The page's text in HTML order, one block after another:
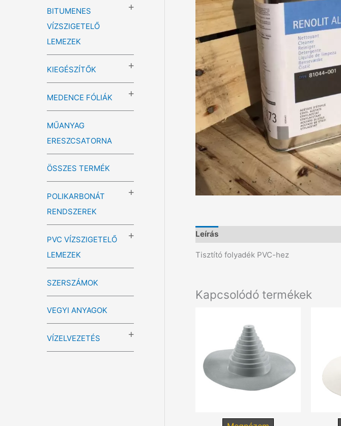
BITUMENES
VÍZSZIGETELŐ
LEMEZEK
KIEGÉSZÍTŐK
MEDENCE FÓLIÁK
MŰANYAG
ERESZCSATORNA
ÖSSZES TERMÉK
POLIKARBONÁT
RENDSZEREK
PVC VÍZSZIGETELŐ
LEMEZEK
SZERSZÁMOK
VEGYI ANYAGOK
VÍZELVEZETÉS
Leírás
Tisztító folyadék PVC-hez
Kapcsolódó termékek